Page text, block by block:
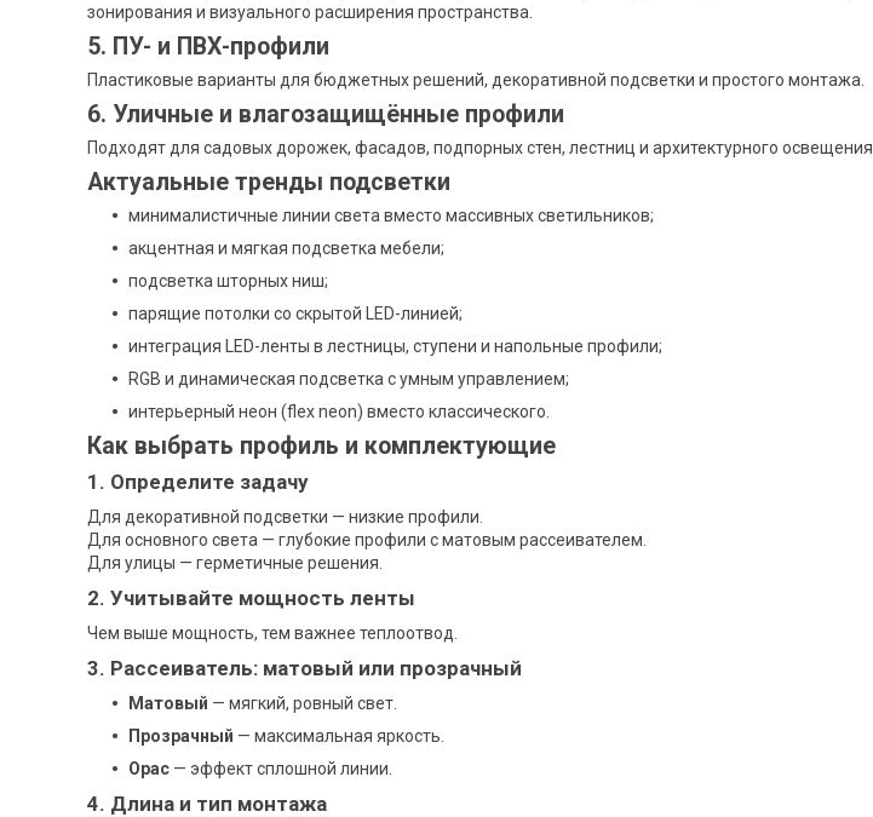
зонирования и визуального расширения пространства.
5. ПУ- и ПВХ-профили
Пластиковые варианты для бюджетных решений, декоративной подсветки и простого монтажа.
6. Уличные и влагозащищённые профили
Подходят для садовых дорожек, фасадов, подпорных стен, лестниц и архитектурного освещения.
Актуальные тренды подсветки
минималистичные линии света вместо массивных светильников;
акцентная и мягкая подсветка мебели;
подсветка шторных ниш;
парящие потолки со скрытой LED-линией;
интеграция LED-ленты в лестницы, ступени и напольные профили;
RGB и динамическая подсветка с умным управлением;
интерьерный неон (flex neon) вместо классического.
Как выбрать профиль и комплектующие
1. Определите задачу
Для декоративной подсветки — низкие профили.
Для основного света — глубокие профили с матовым рассеивателем.
Для улицы — герметичные решения.
2. Учитывайте мощность ленты
Чем выше мощность, тем важнее теплоотвод.
3. Рассеиватель: матовый или прозрачный
Матовый — мягкий, ровный свет.
Прозрачный — максимальная яркость.
Оpac — эффект сплошной линии.
4. Длина и тип монтажа